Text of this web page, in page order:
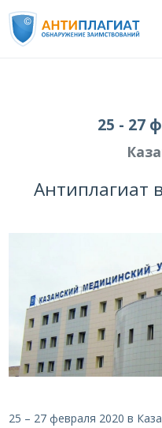
25 - 27
Антиплагиат
25 – 27 февраля 2020 в